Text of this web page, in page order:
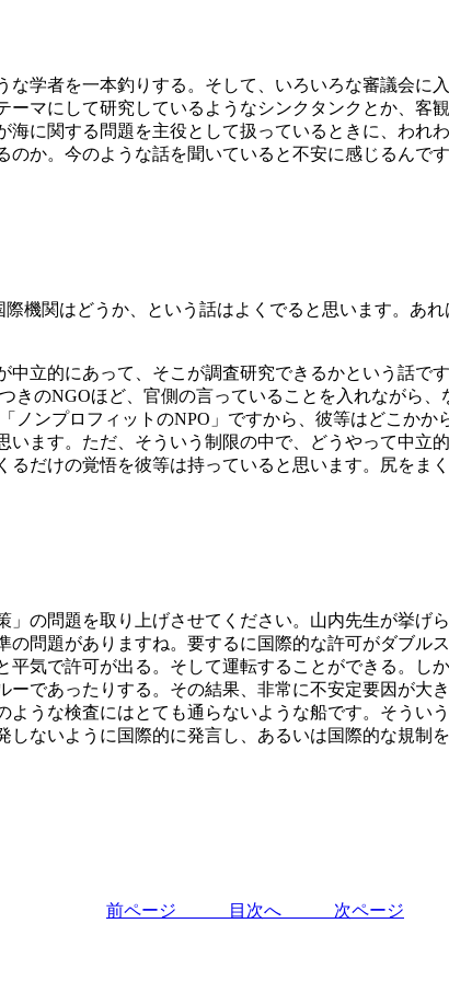
学者を一本釣りする。そして、いろいろな審議会に
マにして研究しているようなシンクタンクとか、客
に関する問題を主役として扱っているときに、われ
か。今のような話を聞いていると不安に感じるんで
機関はどうか、という話はよくでると思います。あ
中立的にあって、そこが調査研究できるかという話で
きのNGOほど、官側の言っていることを入れながら
ノンプロフィットのNPO」ですから、彼等はどこか
ます。ただ、そういう制限の中で、どうやって中立
だけの覚悟を彼等は持っていると思います。尻をま
の問題を取り上げさせてください。山内先生が挙げ
問題がありますね。要するに国際的な許可がダブル
気で許可が出る。そして運転することができる。し
であったりする。その結果、非常に不安定要因が大
うな検査にはとても通らないような船です。そうい
ないように国際的に発言し、あるいは国際的な規制
前ページ 目次へ 次ページ